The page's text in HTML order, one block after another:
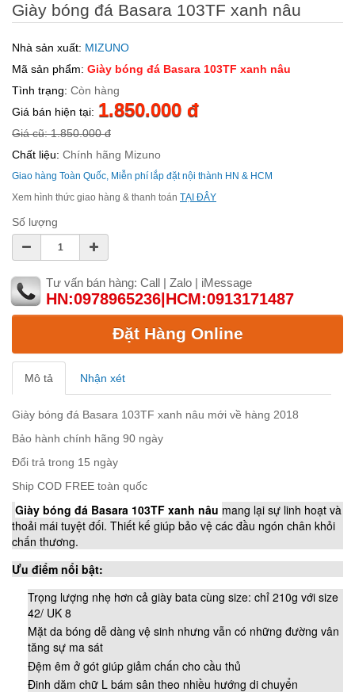
Giày bóng đá Basara 103TF xanh nâu
Nhà sản xuất: MIZUNO
Mã sản phẩm: Giày bóng đá Basara 103TF xanh nâu
Tình trạng: Còn hàng
Giá bán hiện tại: 1.850.000 đ
Giá cũ: 1.850.000 đ
Chất liệu: Chính hãng Mizuno
Giao hàng Toàn Quốc, Miễn phí lắp đặt nội thành HN & HCM
Xem hình thức giao hàng & thanh toán TẠI ĐÂY
Số lượng
Tư vấn bán hàng: Call | Zalo | iMessage
HN:0978965236|HCM:0913171487
Đặt Hàng Online
Mô tả Nhận xét
Giày bóng đá Basara 103TF xanh nâu mới về hàng 2018
Bảo hành chính hãng 90 ngày
Đổi trả trong 15 ngày
Ship COD FREE toàn quốc
Giày bóng đá Basara 103TF xanh nâu mang lại sự linh hoạt và
thoải mái tuyệt đối. Thiết kế giúp bảo vệ các đầu ngón chân khỏi
chấn thương.
Ưu điểm nổi bật:
Trọng lượng nhẹ hơn cả giày bata cùng size: chỉ 210g với size
42/ UK 8
Mặt da bóng dễ dàng vệ sinh nhưng vẫn có những đường vân
tăng sự ma sát
Đệm êm ở gót giúp giảm chấn cho cầu thủ
Đinh dăm chữ L bám sân theo nhiều hướng di chuyển